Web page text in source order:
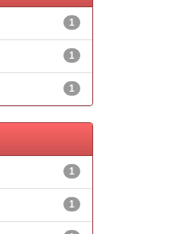
1
1
1
1
1